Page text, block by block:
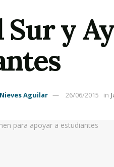
Sur y
Aguilar 26/06/2015 in